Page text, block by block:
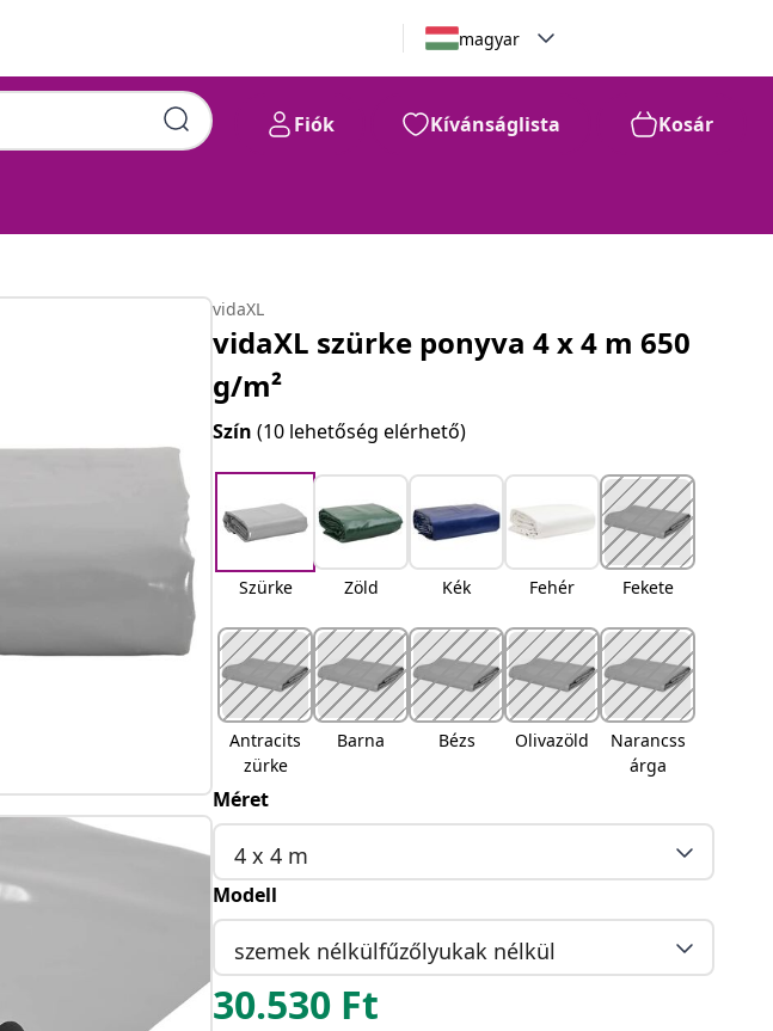
magyar
Fiók Kívánságlista Kosár
vidaXL
vidaXL szürke ponyva 4 x 4 m 650
g/m²
Szín(10 lehetőség elérhető)
Szürke Zöld Kék Fehér Fekete
Antracits
zürke
Barna Bézs Olivazöld
Narancss
árga
Méret
4 x 4 m
Modell
szemek nélkülfűzőlyukak nélkül
30.530 Ft